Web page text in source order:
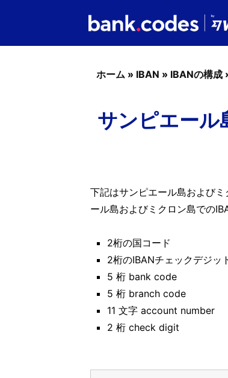
ホーム » IBAN » IBANの構成
サンピエール
下記はサンピエール島および
ール島およびミクロン島での
2桁の国コード
2桁のIBANチェックデジッ
5 桁 bank code
5 桁 branch code
11 文字 account number
2 桁 check digit